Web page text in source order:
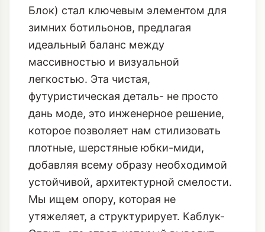
Блок) стал ключевым элементом для
зимних ботильонов, предлагая
идеальный баланс между
массивностью и визуальной
легкостью. Эта чистая,
футуристическая деталь- не просто
дань моде, это инженерное решение,
которое позволяет нам стилизовать
плотные, шерстяные юбки-миди,
добавляя всему образу необходимой
устойчивой, архитектурной смелости.
Мы ищем опору, которая не
утяжеляет, а структурирует. Каблук-